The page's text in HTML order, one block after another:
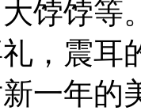
饽饽等
，震耳
一年的